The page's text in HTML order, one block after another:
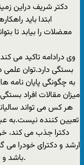
دکتر شریف دراین
ابتدا باید
معضلات را بیابد تا
وی درادامه تاکید می
بستگی دارد.توان
به چگونگی پایان
میزان مقالات افراد
هر کس می تواند
تعیین کننده نیست.به
دکترا جذب می کند،
ارشد و دکترای خودرا می
باشد و چه میزان توانایی تجزیه-تحلیل مسائل را دارد.